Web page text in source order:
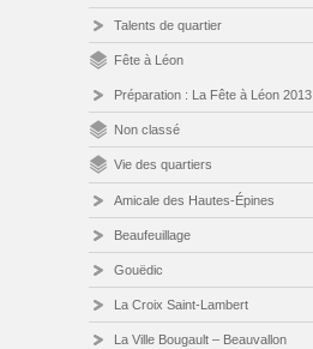
Talents de quartier
Fête à Léon
Préparation : La Fête à Léon 2013
Non classé
Vie des quartiers
Amicale des Hautes-Épines
Beaufeuillage
Gouëdic
La Croix Saint-Lambert
La Ville Bougault – Beauvallon